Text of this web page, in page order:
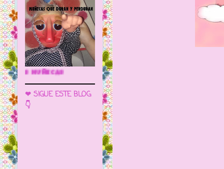
🌼 LA CUEVA DE LAS MUÑECAS
❤ SIGUE ESTE BLOG
👇